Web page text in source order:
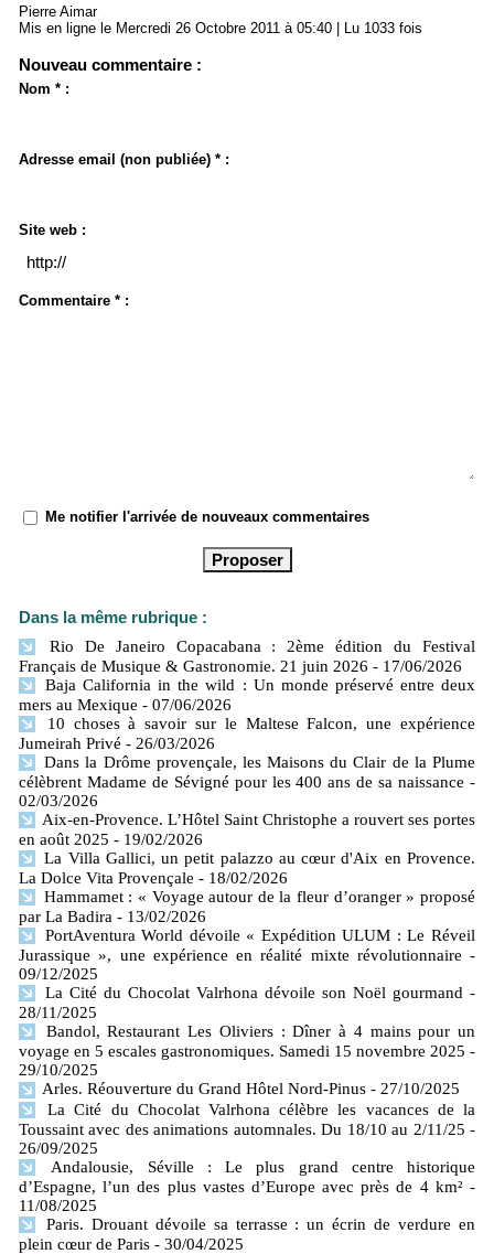
Pierre Aimar
Mis en ligne le Mercredi 26 Octobre 2011 à 05:40 | Lu 1033 fois
Nouveau commentaire :
Nom * :
Adresse email (non publiée) * :
Site web :
Commentaire * :
Me notifier l'arrivée de nouveaux commentaires
Dans la même rubrique :
Rio De Janeiro Copacabana : 2ème édition du Festival
Français de Musique & Gastronomie. 21 juin 2026 - 17/06/2026
Baja California in the wild : Un monde préservé entre deux
mers​ au Mexique - 07/06/2026
10 choses à savoir sur le Maltese Falcon, une expérience
Jumeirah Privé - 26/03/2026
Dans la Drôme provençale, les Maisons du Clair de la Plume
célèbrent Madame de Sévigné pour les 400 ans de sa naissance -
02/03/2026
Aix-en-Provence. L’Hôtel Saint Christophe a rouvert ses portes
en août 2025 - 19/02/2026
La Villa Gallici, un petit palazzo au cœur d'Aix en Provence.
La Dolce Vita Provençale - 18/02/2026
Hammamet : « Voyage autour de la fleur d’oranger » proposé
par La Badira - 13/02/2026
PortAventura World dévoile « Expédition ULUM : Le Réveil
Jurassique », une expérience en réalité mixte révolutionnaire -
09/12/2025
La Cité du Chocolat Valrhona dévoile son Noël gourmand -
28/11/2025
Bandol, Restaurant Les Oliviers : Dîner à 4 mains pour un
voyage en 5 escales gastronomiques. Samedi 15 novembre 2025 -
29/10/2025
Arles. Réouverture du Grand Hôtel Nord-Pinus - 27/10/2025
La Cité du Chocolat Valrhona célèbre les vacances de la
Toussaint avec des animations automnales. Du 18/10 au 2/11/25 -
26/09/2025
Andalousie, Séville : Le plus grand centre historique
d’Espagne, l’un des plus vastes d’Europe avec près de 4 km² -
11/08/2025
Paris. Drouant dévoile sa terrasse : un écrin de verdure en
plein cœur de Paris - 30/04/2025